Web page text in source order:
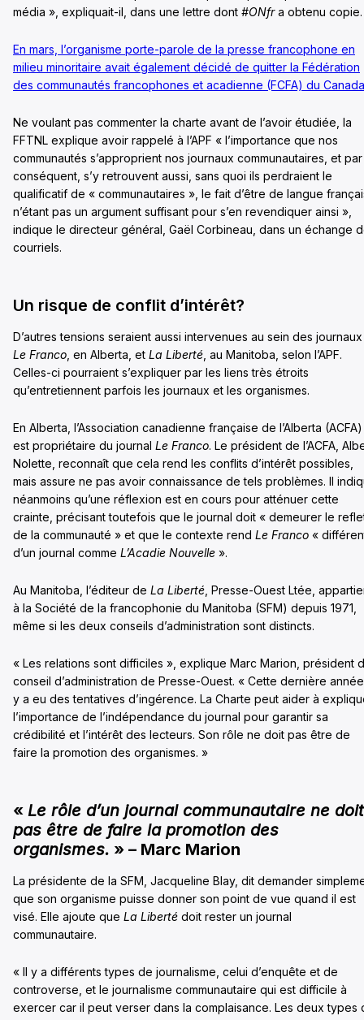
média », expliquait-il, dans une lettre dont #ONfra obtenu copie.
En mars, l’organisme porte-parole de la presse francophone en
milieu minoritaire avait également décidé de quitter la Fédération
des communautés francophones et acadienne (FCFA) du Canada
Ne voulant pas commenter la charte avant de l’avoir étudiée, la
FFTNL explique avoir rappelé à l’APF « l’importance que nos
communautés s’approprient nos journaux communautaires, et par
conséquent, s’y retrouvent aussi, sans quoi ils perdraient le
qualificatif de « communautaires », le fait d’être de langue
n’étant pas un argument suffisant pour s’en revendiquer ainsi »,
indique le directeur général, Gaël Corbineau, dans un échange
courriels.
Un risque de conflit d’intérêt?
D’autres tensions seraient aussi intervenues au sein des journaux
Le Franco , en Alberta, et La Liberté , au Manitoba, selon l’APF.
Celles-ci pourraient s’expliquer par les liens très étroits
qu’entretiennent parfois les journaux et les organismes.
En Alberta, l’Association canadienne française de l’Alberta (ACFA)
est propriétaire du journal Le Franco. Le président de l’ACFA,
Nolette, reconnaît que cela rend les conflits d’intérêt possibles,
mais assure ne pas avoir connaissance de tels problèmes. Il
néanmoins qu’une réflexion est en cours pour atténuer cette
crainte, précisant toutefois que le journal doit « demeurer le
de la communauté » et que le contexte rend Le Franco «
d’un journal comme L’Acadie Nouvelle ».
Au Manitoba, l’éditeur de La Liberté , Presse-Ouest Ltée,
à la Société de la francophonie du Manitoba (SFM) depuis 1971,
même si les deux conseils d’administration sont distincts.
« Les relations sont difficiles », explique Marc Marion, président
conseil d’administration de Presse-Ouest. « Cette dernière
y a eu des tentatives d’ingérence. La Charte peut aider à
l’importance de l’indépendance du journal pour garantir sa
crédibilité et l’intérêt des lecteurs. Son rôle ne doit pas être de
faire la promotion des organismes. »
« Le rôle d’un journal communautaire ne doit
pas être de faire la promotion des
organismes. » – Marc Marion
La présidente de la SFM, Jacqueline Blay, dit demander
que son organisme puisse donner son point de vue quand il est
visé. Elle ajoute que La Liberté doit rester un journal
communautaire.
« Il y a différents types de journalisme, celui d’enquête et de
controverse, et le journalisme communautaire qui est difficile à
exercer car il peut verser dans la complaisance. Les deux types